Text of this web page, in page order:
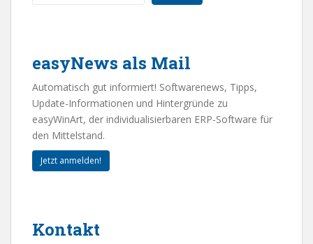
easyNews als Mail
Automatisch gut informiert! Softwarenews, Tipps,
Update-Informationen und Hintergründe zu
easyWinArt, der individualisierbaren ERP-Software für
den Mittelstand.
Jetzt anmelden!
Kontakt